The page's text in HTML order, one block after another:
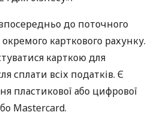
до поточного
карткового рахунку.
карткою для
сплати всіх податків. Є
пластикової або цифрової
Mastercard.